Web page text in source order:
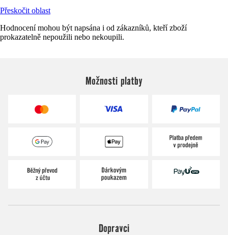
Přeskočit oblast
Hodnocení mohou být napsána i od zákazníků, kteří zboží
prokazatelně nepoužili nebo nekoupili.
Možnosti platby
Dopravci